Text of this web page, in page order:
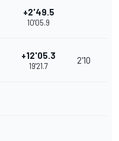
+2'49.5
10'05.9
+12'05.3
19'21.7
2'10